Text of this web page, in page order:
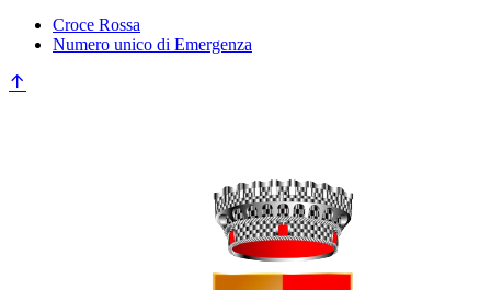
Croce Rossa
Numero unico di Emergenza